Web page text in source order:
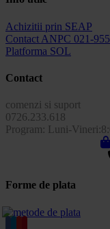
Achizitii prin SEAP
Contact ANPC 021-
Platforma SOL
Contact
comenzi si suport
0726.233.618
Program: Luni-
Forme de plata